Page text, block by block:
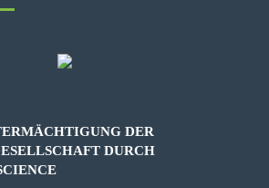
DER
DURCH